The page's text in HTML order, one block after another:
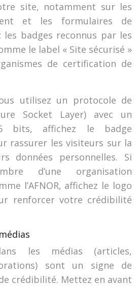
site, notamment sur les
et les formulaires de
les badges reconnus par les
le label « Site sécurisé »
de certification de
utilisez un protocole de
Socket Layer) avec un
bits, affichez le badge
rassurer les visiteurs sur la
données personnelles. Si
d’une organisation
l’AFNOR, affichez le logo
renforcer votre crédibilité
les médias (articles,
sont un signe de
crédibilité. Mettez en avant